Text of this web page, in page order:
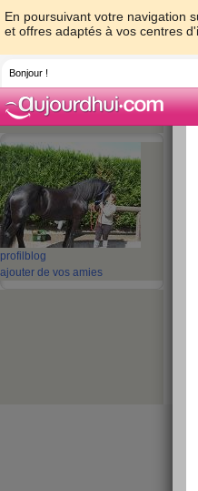
En poursuivant votre navigation
et offres adaptés à vos centres
Bonjour !
profil blog
ajouter de vos amies
fait